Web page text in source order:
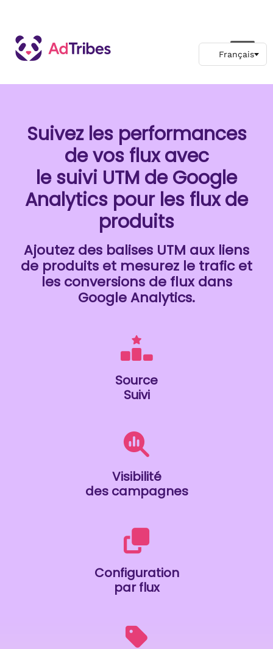
Suivez les performances
de vos flux avec
le suivi UTM de Google
Analytics pour les flux de
produits
Ajoutez des balises UTM aux liens
de produits et mesurez le trafic et
les conversions de flux dans
Google Analytics.
Source
Suivi
Visibilité
des campagnes
Configuration
par flux